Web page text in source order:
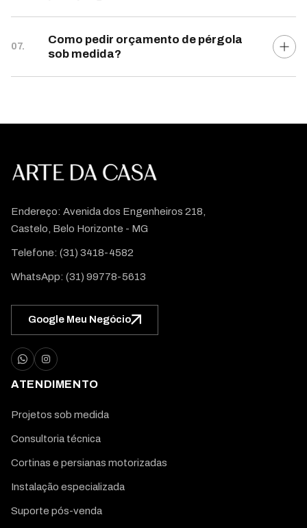
07.
Como pedir orçamento de pérgola
sob medida?
Endereço: Avenida dos Engenheiros 218,
Castelo, Belo Horizonte - MG
Telefone: (31) 3418-4582
WhatsApp: (31) 99778-5613
Google Meu Negócio
ATENDIMENTO
Projetos sob medida
Consultoria técnica
Cortinas e persianas motorizadas
Instalação especializada
Suporte pós-venda